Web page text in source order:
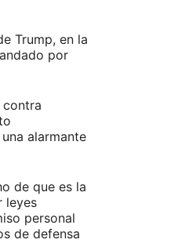
Trump, en la
por
contra
alarmante
de que es la
leyes
personal
de defensa